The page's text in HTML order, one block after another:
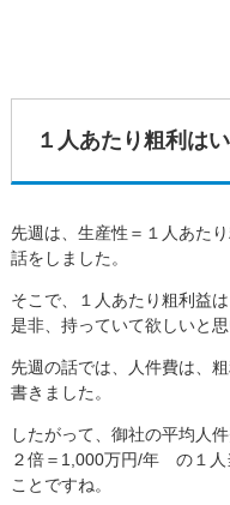
１人あたり粗利は
先週は、生産性＝１人あた
話をしました。
そこで、１人あたり粗利益
是非、持っていて欲しいと思
先週の話では、人件費は、
書きました。
したがって、御社の平均人
２倍＝1,000万円/年 の１人
ことですね。